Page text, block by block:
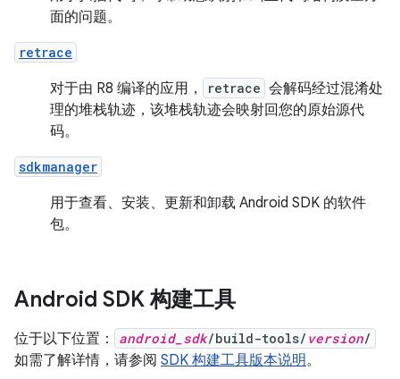
面的问题。
retrace
对于由 R8 编译的应用， retrace 会解码经过混淆处
理的堆栈轨迹，该堆栈轨迹会映射回您的原始源代
码。
sdkmanager
用于查看、安装、更新和卸载 Android SDK 的软件
包。
Android SDK 构建工具
位于以下位置： android_sdk/build-tools/ version/
如需了解详情，请参阅 SDK 构建工具版本说明。